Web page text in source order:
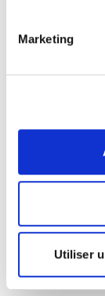
Marketing
Utiliser